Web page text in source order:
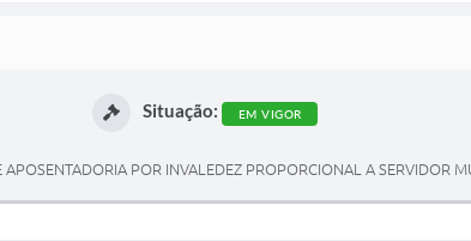
Situação: EM VIGOR
POR INVALEDEZ PROPORCIONAL A SERVIDOR